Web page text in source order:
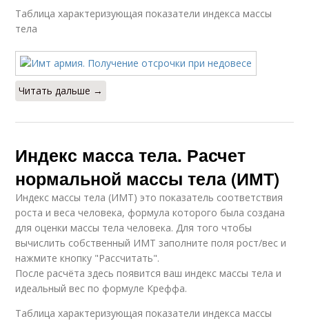
Таблица характеризующая показатели индекса массы
тела
Читать дальше →
Индекс масса тела. Расчет
нормальной массы тела (ИМТ)
Индекс массы тела (ИМТ) это показатель соответствия
роста и веса человека, формула которого была создана
для оценки массы тела человека. Для того чтобы
вычислить собственный ИМТ заполните поля рост/вес и
нажмите кнопку "Рассчитать".
После расчёта здесь появится ваш индекс массы тела и
идеальный вес по формуле Креффа.
Таблица характеризующая показатели индекса массы